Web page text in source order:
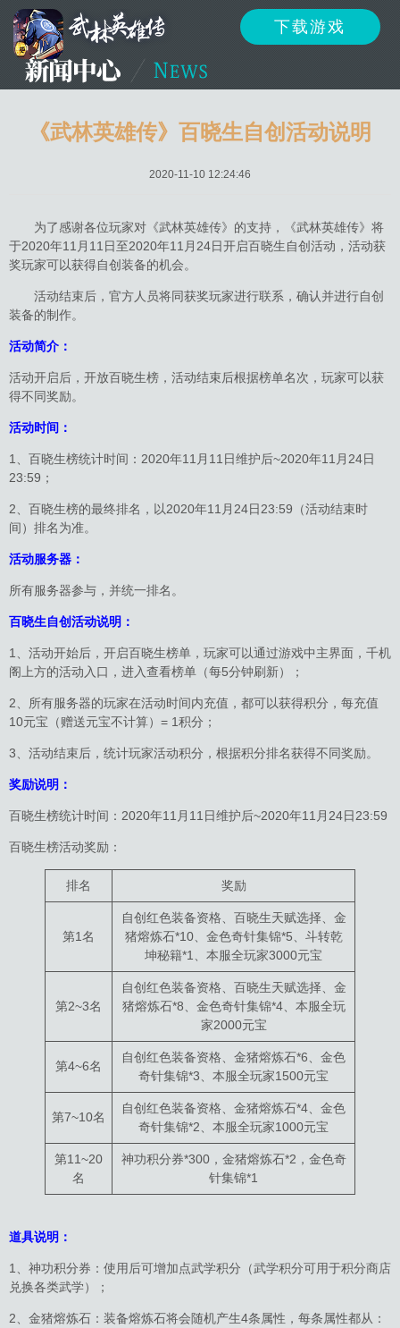
下载游戏
《武林英雄传》百晓生自创活动说明
2020-11-10 12:24:46
为了感谢各位玩家对《武林英雄传》的支持，《武林英雄传》将
于2020年11月11日至2020年11月24日开启百晓生自创活动，活动获
奖玩家可以获得自创装备的机会。
活动结束后，官方人员将同获奖玩家进行联系，确认并进行自创
装备的制作。
活动简介：
活动开启后，开放百晓生榜，活动结束后根据榜单名次，玩家可以获
得不同奖励。
活动时间：
1、百晓生榜统计时间：2020年11月11日维护后~2020年11月24日
23:59；
2、百晓生榜的最终排名，以2020年11月24日23:59（活动结束时
间）排名为准。
活动服务器：
所有服务器参与，并统一排名。
百晓生自创活动说明：
1、活动开始后，开启百晓生榜单，玩家可以通过游戏中主界面，千机
阁上方的活动入口，进入查看榜单（每5分钟刷新）；
2、所有服务器的玩家在活动时间内充值，都可以获得积分，每充值
10元宝（赠送元宝不计算）= 1积分；
3、活动结束后，统计玩家活动积分，根据积分排名获得不同奖励。
奖励说明：
百晓生榜统计时间：2020年11月11日维护后~2020年11月24日23:59
百晓生榜活动奖励：
排名 奖励
第1名
自创红色装备资格、百晓生天赋选择、金
猪熔炼石*10、金色奇针集锦*5、斗转乾
坤秘籍*1、本服全玩家3000元宝
第2~3名
自创红色装备资格、百晓生天赋选择、金
猪熔炼石*8、金色奇针集锦*4、本服全玩
家2000元宝
第4~6名
自创红色装备资格、金猪熔炼石*6、金色
奇针集锦*3、本服全玩家1500元宝
第7~10名
自创红色装备资格、金猪熔炼石*4、金色
奇针集锦*2、本服全玩家1000元宝
第11~20
名
神功积分券*300，金猪熔炼石*2，金色奇
针集锦*1
道具说明：
1、神功积分券：使用后可增加点武学积分（武学积分可用于积分商店
兑换各类武学）；
2、金猪熔炼石：装备熔炼石将会随机产生4条属性，每条属性都从：
资讯
资料